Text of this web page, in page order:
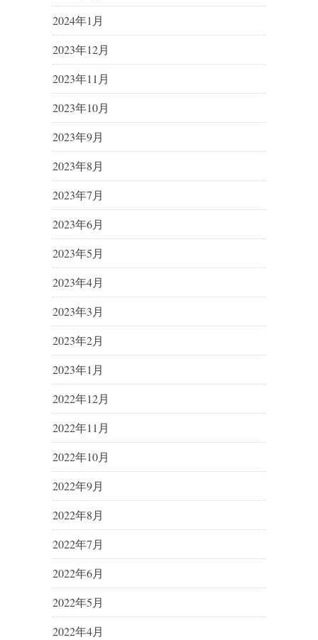
2024年1月
2023年12月
2023年11月
2023年10月
2023年9月
2023年8月
2023年7月
2023年6月
2023年5月
2023年4月
2023年3月
2023年2月
2023年1月
2022年12月
2022年11月
2022年10月
2022年9月
2022年8月
2022年7月
2022年6月
2022年5月
2022年4月